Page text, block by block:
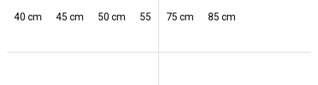
40 cm 45 cm 50 cm 55 cm 60 cm 65 cm
75 cm 85 cm